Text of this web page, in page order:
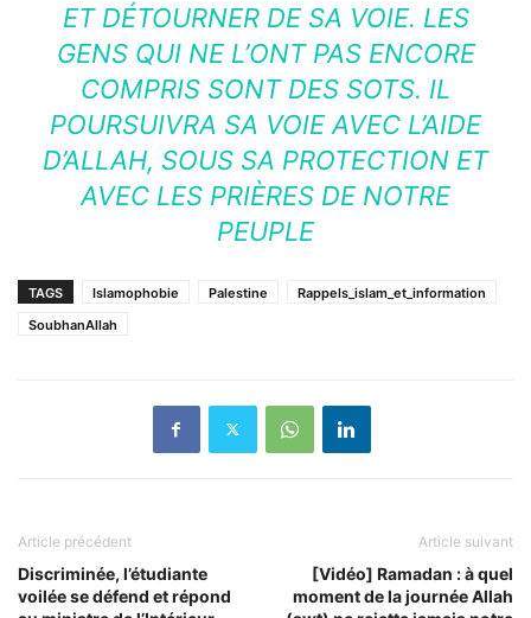
ET DÉTOURNER DE SA VOIE. LES
GENS QUI NE L’ONT PAS ENCORE
COMPRIS SONT DES SOTS. IL
POURSUIVRA SA VOIE AVEC L’AIDE
D’ALLAH, SOUS SA PROTECTION ET
AVEC LES PRIÈRES DE NOTRE
PEUPLE
TAGS Islamophobie Palestine
Rappels_islam_et_information
SoubhanAllah
Article précédent
Discriminée, l’étudiante
voilée se défend et répond
Article suivant
[Vidéo] Ramadan : à quel
moment de la journée Allah